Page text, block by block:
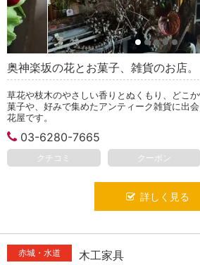
奥神楽坂の花とお菓子、雑貨のお店。
草花や枝木のやさしい香りとぬくもり、どこ
菓子や、好みで集めたアンティーク雑貨に出
花屋です。
03-6280-7665
クチコミ クーポン
詳しく見る
赤城・水道 木工家具